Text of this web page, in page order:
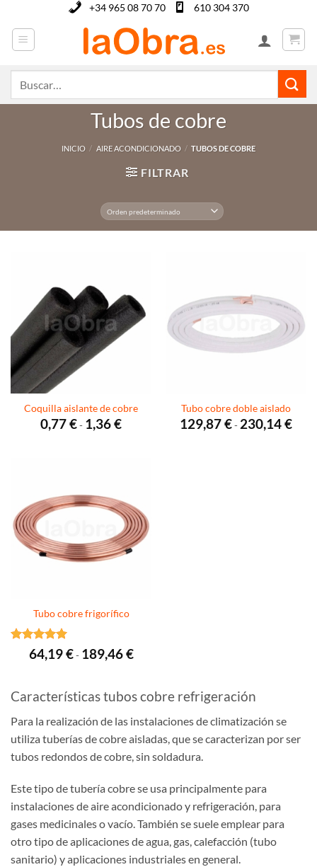
contenido
+34 965 08 70 70 610 304 370
Tubos de cobre
INICIO / AIRE ACONDICIONADO / TUBOS DE COBRE
FILTRAR
Coquilla aislante de cobre
0,77€- 1,36€Rango
de
Tubo cobre doble aislado
129,87€- 230,14€de
Tubo cobre frigorífico
Valorado
con5 de 5
64,19€ - 189,46€Rango
de
hasta
Características tubos cobre refrigeración
Para la realización de las instalaciones de climatización se
utiliza tuberías de cobre aisladas, que se caracterizan por ser
tubos redondos de cobre, sin soldadura.
Este tipo de tubería cobre se usa principalmente para
instalaciones de aire acondicionado y refrigeración, para
gases medicinales o vacío. También se suele emplear para
otro tipo de aplicaciones de agua, gas, calefacción (tubo
sanitario) y aplicaciones industriales en general.